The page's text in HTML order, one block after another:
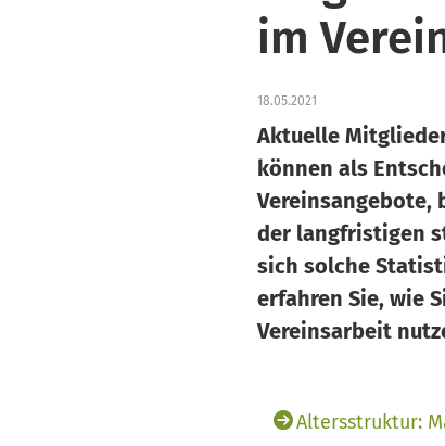
im
18.05.2021
Aktuelle
können als
Vereinsangebote,
der langfristigen
sich solche
erfahren Sie, wie
Vereinsarbeit
Altersstruktur: